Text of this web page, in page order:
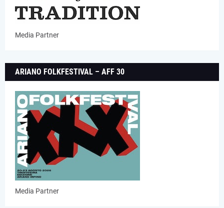
Media Partner
ARIANO FOLKFESTIVAL – AFF 30
Media Partner